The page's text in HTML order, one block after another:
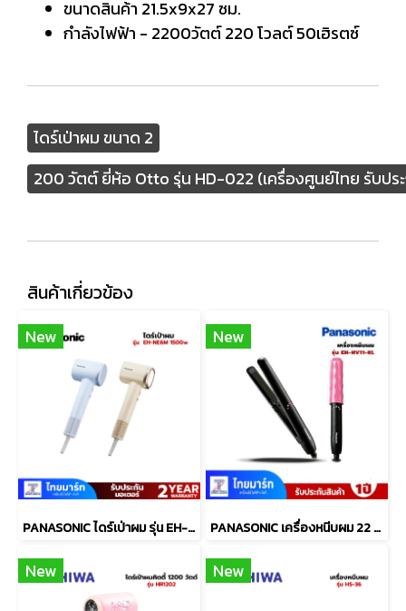
ขนาดสินค้า 21.5x9x27 ซม.
กำลังไฟฟ้า - 2200วัตต์ 220 โวลต์ 50เฮิรตซ์
ไดร์เป่าผม ขนาด 2
200 วัตต์ ยี่ห้อ Otto รุ่น HD-022 (เครื่องศูนย์ไทย รับปร
สินค้าเกี่ยวข้อง
New
PANASONIC ไดร์เป่าผม รุ่น EH-NE6M 1500 วัตต์
New
PANASONIC เครื่องหนีบผม 22 วัตต์ รุ่น EH-HV11-KL
New New